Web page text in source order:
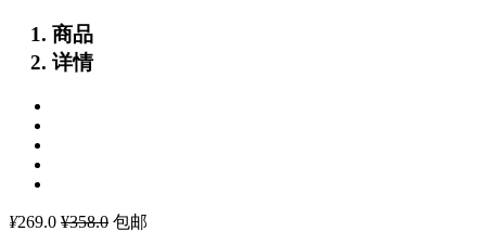
商品
详情
¥269.0 ¥358.0 包邮